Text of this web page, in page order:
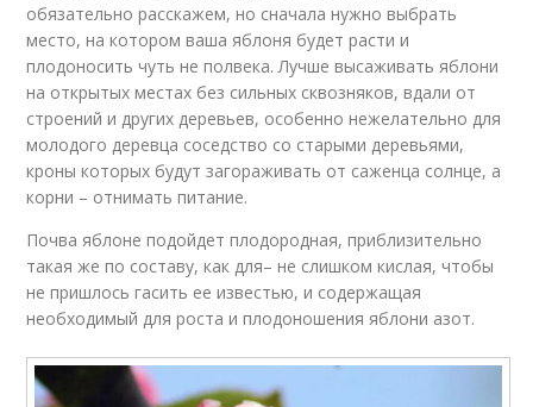
обязательно расскажем, но сначала нужно выбрать
место, на котором ваша яблоня будет расти и
плодоносить чуть не полвека. Лучше высаживать яблони
на открытых местах без сильных сквозняков, вдали от
строений и других деревьев, особенно нежелательно для
молодого деревца соседство со старыми деревьями,
кроны которых будут загораживать от саженца солнце, а
корни – отнимать питание.
Почва яблоне подойдет плодородная, приблизительно
такая же по составу, как для– не слишком кислая, чтобы
не пришлось гасить ее известью, и содержащая
необходимый для роста и плодоношения яблони азот.